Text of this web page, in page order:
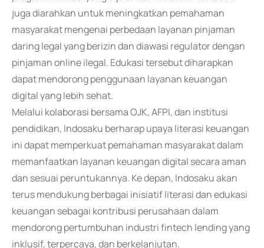
juga diarahkan untuk meningkatkan pemahaman
masyarakat mengenai perbedaan layanan pinjaman
daring legal yang berizin dan diawasi regulator dengan
pinjaman online ilegal. Edukasi tersebut diharapkan
dapat mendorong penggunaan layanan keuangan
digital yang lebih sehat.
Melalui kolaborasi bersama OJK, AFPI, dan institusi
pendidikan, Indosaku berharap upaya literasi keuangan
ini dapat memperkuat pemahaman masyarakat dalam
memanfaatkan layanan keuangan digital secara aman
dan sesuai peruntukannya. Ke depan, Indosaku akan
terus mendukung berbagai inisiatif literasi dan edukasi
keuangan sebagai kontribusi perusahaan dalam
mendorong pertumbuhan industri fintech lending yang
inklusif, terpercaya, dan berkelanjutan.